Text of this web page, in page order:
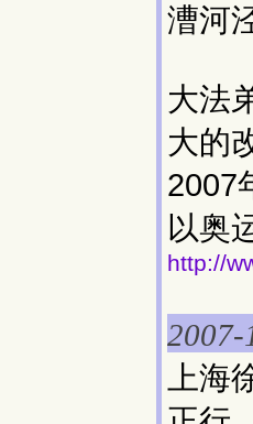
漕河
大法
大的
2007
以奥
http://
2007-
上海